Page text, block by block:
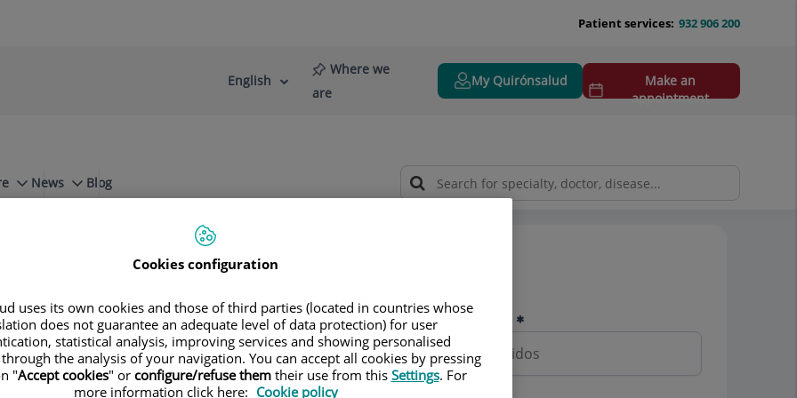
932 906 200
Patient services:
Language
Active
English
Where we
are
My Quirónsalud
Make an
appointment
News
Blog
Colesteatoma
Nombre y apellidos
Cookies configuration
uses its own cookies and those of third parties (located in countries whose
does not guarantee an adequate level of data protection) for user
statistical analysis, improving services and showing personalised
the analysis of your navigation. You can accept all cookies by pressing
"Accept cookies" or configure/refuse themtheir use from this Settings. For
more information click here: Cookie policy